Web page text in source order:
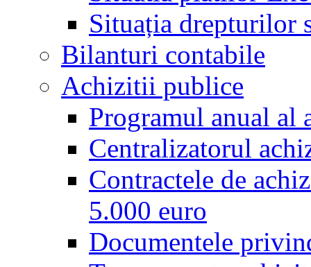
Situația drepturilor
Bilanturi contabile
Achizitii publice
Programul anual
Centralizatorul
Contractele de
5.000 euro
Documentele